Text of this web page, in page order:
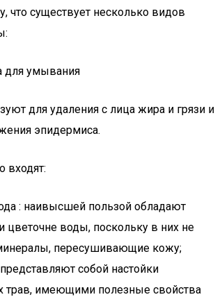
что существует несколько видов
для умывания
для удаления с лица жира и грязи и
эпидермиса.
входят:
: наивысшей пользой обладают
цветочне воды, поскольку в них не
пересушивающие кожу;
собой настойки
трав, имеющими полезные свойства